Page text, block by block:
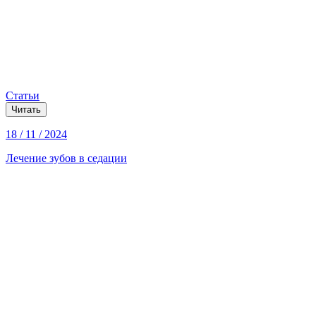
Статьи
Читать
18 / 11 / 2024
Лечение зубов в седации